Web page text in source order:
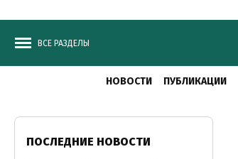
ВСЕ РАЗДЕЛЫ
НОВОСТИ ПУБЛИКАЦИИ
ПОСЛЕДНИЕ НОВОСТИ